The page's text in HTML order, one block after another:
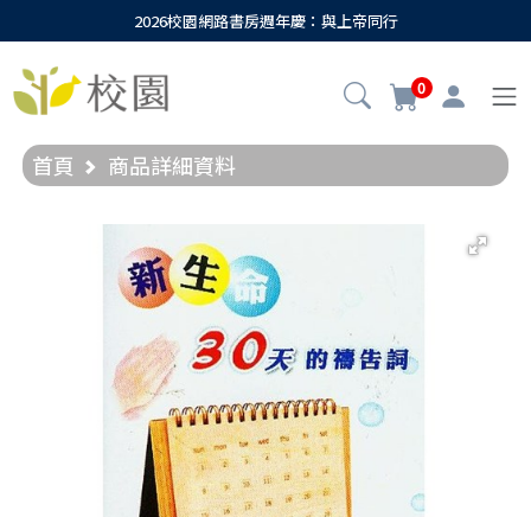
2026校園網路書房週年慶：與上帝同行
0
首頁 商品詳細資料